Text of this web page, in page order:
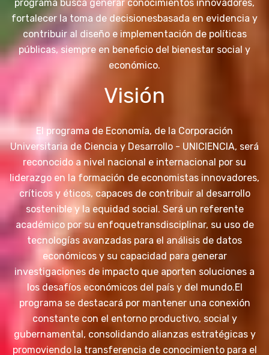
programa busca generar conocimientos innovadores,
fortalecer la toma de decisionesbasada en evidencia y
contribuir al diseño e implementación de políticas
públicas, siempre en beneficio del bienestar social y
económico.
Visión
El programa de Economía, de la Corporación
Universitaria de Ciencia y Desarrollo - UNICIENCIA, será
reconocido a nivel nacional e internacional por su
liderazgo en la formación de economistas innovadores,
críticos y éticos, capaces de contribuir al desarrollo
sostenible y la equidad social. Será un referente
académico por su enfoquetransdisciplinar, su uso de
tecnologías avanzadas para el análisis de datos
económicos y su capacidad para generar
investigaciones de impacto que aporten soluciones a
los desafíos económicos del país y del mundo.El
programa se destacará por mantener una conexión
constante con el entorno productivo, social y
gubernamental, consolidando alianzas estratégicas y
promoviendo la transferencia de conocimiento para el